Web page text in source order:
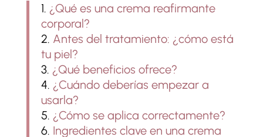
¿Qué es una crema reafirmante
corporal?
Antes del tratamiento: ¿cómo está
tu piel?
¿Qué beneficios ofrece?
¿Cuándo deberías empezar a
usarla?
¿Cómo se aplica correctamente?
Ingredientes clave en una crema